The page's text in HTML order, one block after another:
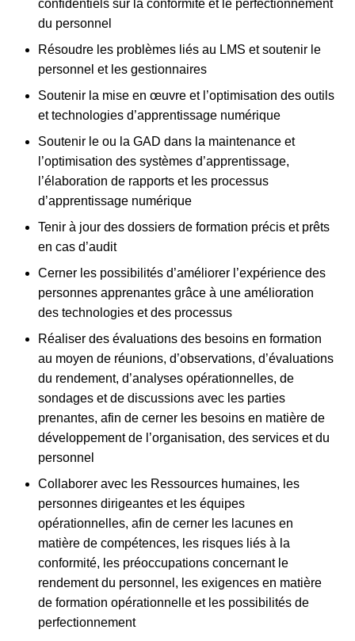
confidentiels sur la conformité et le perfectionnement
du personnel
Résoudre les problèmes liés au LMS et soutenir le
personnel et les gestionnaires
Soutenir la mise en œuvre et l’optimisation des outils
et technologies d’apprentissage numérique
Soutenir le ou la GAD dans la maintenance et
l’optimisation des systèmes d’apprentissage,
l’élaboration de rapports et les processus
d’apprentissage numérique
Tenir à jour des dossiers de formation précis et prêts
en cas d’audit
Cerner les possibilités d’améliorer l’expérience des
personnes apprenantes grâce à une amélioration
des technologies et des processus
Réaliser des évaluations des besoins en formation
au moyen de réunions, d’observations, d’évaluations
du rendement, d’analyses opérationnelles, de
sondages et de discussions avec les parties
prenantes, afin de cerner les besoins en matière de
développement de l’organisation, des services et du
personnel
Collaborer avec les Ressources humaines, les
personnes dirigeantes et les équipes
opérationnelles, afin de cerner les lacunes en
matière de compétences, les risques liés à la
conformité, les préoccupations concernant le
rendement du personnel, les exigences en matière
de formation opérationnelle et les possibilités de
perfectionnement